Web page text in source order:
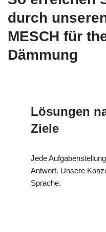
durch
MESCH für
Dämmung
Lösungen
Ziele
Jede
Antwort. Unsere
Sprache.